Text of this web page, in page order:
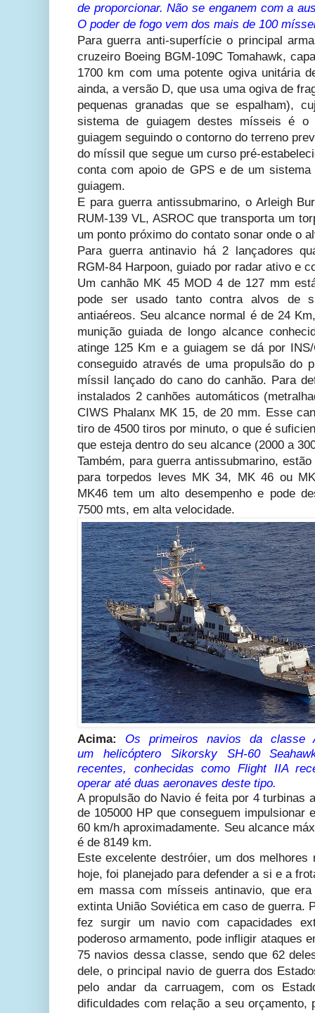
de proporcionar. Não se enganem com a
O poder de fogo vem dos mais de 100
Para guerra anti-superfície o principal
cruzeiro Boeing BGM-109C Tomahawk,
1700 km com uma potente ogiva unitária
ainda, a versão D, que usa uma ogiva de
pequenas granadas que se espalham),
sistema de guiagem destes mísseis é
guiagem seguindo o contorno do terreno
do míssil que segue um curso pré-
conta com apoio de GPS e de um
guiagem.
E para guerra antissubmarino, o Arleigh
RUM-139 VL, ASROC que transporta um
um ponto próximo do contato sonar onde o
Para guerra antinavio há 2 lançadores
RGM-84 Harpoon, guiado por radar ativo e
Um canhão MK 45 MOD 4 de 127 mm
pode ser usado tanto contra alvos de
antiaéreos. Seu alcance normal é de 24
munição guiada de longo alcance
atinge 125 Km e a guiagem se dá por
conseguido através de uma propulsão do
míssil lançado do cano do canhão. Para
instalados 2 canhões automáticos
CIWS Phalanx MK 15, de 20 mm. Esse
tiro de 4500 tiros por minuto, o que é
que esteja dentro do seu alcance (2000 a
Também, para guerra antissubmarino, estão
para torpedos leves MK 34, MK 46 ou
MK46 tem um alto desempenho e pode
7500 mts, em alta velocidade.
Acima: Os primeiros navios da classe
um helicóptero Sikorsky SH-60
recentes, conhecidas como Flight IIA
operar até duas aeronaves deste tipo.
A propulsão do Navio é feita por 4 turbinas
de 105000 HP que conseguem impulsionar
60 km/h aproximadamente. Seu alcance
é de 8149 km.
Este excelente destróier, um dos melhores
hoje, foi planejado para defender a si e a
em massa com mísseis antinavio, que
extinta União Soviética em caso de guerra.
fez surgir um navio com capacidades
poderoso armamento, pode infligir ataques
75 navios dessa classe, sendo que 62
dele, o principal navio de guerra dos
pelo andar da carruagem, com os
dificuldades com relação a seu orçamento,